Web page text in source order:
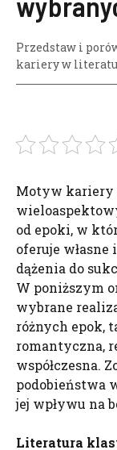
Przedstaw i
kariery w
Motyw kariery
od epoki, w
oferuje
dążenia do
W poniższym
wybrane
różnych epok,
romantyczna,
współczesna.
podobieństwa
jej wpływu na
Literatura